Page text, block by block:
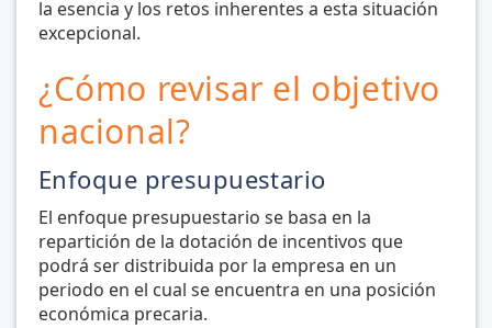
la esencia y los retos inherentes a esta situación
excepcional.
¿Cómo revisar el objetivo
nacional?
Enfoque presupuestario
El enfoque presupuestario se basa en la
repartición de la dotación de incentivos que
podrá ser distribuida por la empresa en un
periodo en el cual se encuentra en una posición
económica precaria.